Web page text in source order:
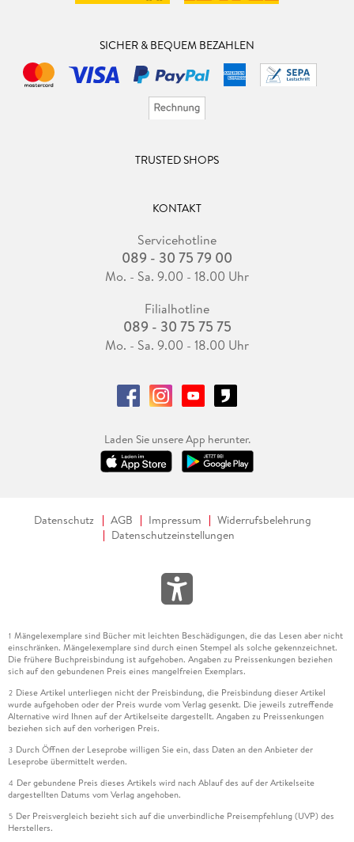
SICHER & BEQUEM BEZAHLEN
TRUSTED SHOPS
KONTAKT
Servicehotline
089 - 30 75 79 00
Mo. - Sa. 9.00 - 18.00 Uhr
Filialhotline
089 - 30 75 75 75
Mo. - Sa. 9.00 - 18.00 Uhr
Laden Sie unsere App herunter.
Datenschutz AGB Impressum
Widerrufsbelehrung
Datenschutzeinstellungen
1 Mängelexemplare sind Bücher mit leichten Beschädigungen, die das Lesen aber nicht
einschränken. Mängelexemplare sind durch einen Stempel als solche gekennzeichnet.
Die frühere Buchpreisbindung ist aufgehoben. Angaben zu Preissenkungen beziehen
sich auf den gebundenen Preis eines mangelfreien Exemplars.
2 Diese Artikel unterliegen nicht der Preisbindung, die Preisbindung dieser Artikel
wurde aufgehoben oder der Preis wurde vom Verlag gesenkt. Die jeweils zutreffende
Alternative wird Ihnen auf der Artikelseite dargestellt. Angaben zu Preissenkungen
beziehen sich auf den vorherigen Preis.
3 Durch Öffnen der Leseprobe willigen Sie ein, dass Daten an den Anbieter der
Leseprobe übermittelt werden.
4 Der gebundene Preis dieses Artikels wird nach Ablauf des auf der Artikelseite
dargestellten Datums vom Verlag angehoben.
5 Der Preisvergleich bezieht sich auf die unverbindliche Preisempfehlung (UVP) des
Herstellers.